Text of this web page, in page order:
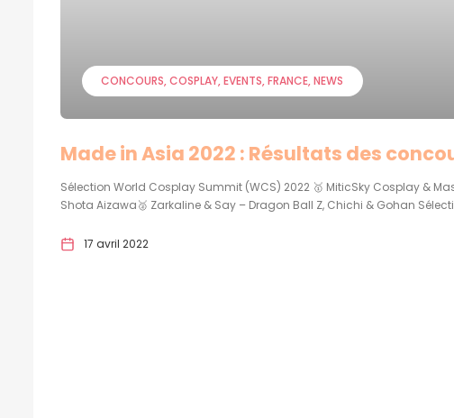
CONCOURS COSPLAY EVENTS FRANCE NEWS
Made in Asia 2022 : Résultats des
Sélection World Cosplay Summit (WCS) 2022 🥇 MiticSky Cosplay &
Shota Aizawa🥈 Zarkaline & Say – Dragon Ball Z, Chichi & Gohan
17 avril 2022